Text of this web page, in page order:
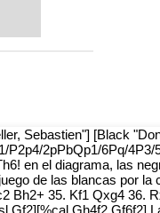
Sebastien"] [Black
2pPbQp1/6Pq/
en el diagrama, las
de las blancas por la
Bh2+ 35. Kf1 Qxg4 36.